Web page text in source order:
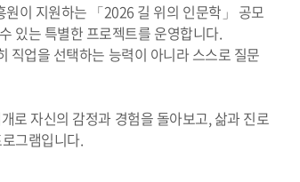
이 지원하는 「2026 길 위의 인문학」 공모
있는 특별한 프로젝트를 운영합니다.
직업을 선택하는 능력이 아니라 스스로 질문
로 자신의 감정과 경험을 돌아보고, 삶과 진로
그램입니다.